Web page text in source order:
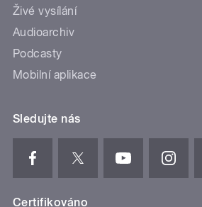
Živé vysílání
Audioarchiv
Podcasty
Mobilní aplikace
Sledujte nás
Certifikováno